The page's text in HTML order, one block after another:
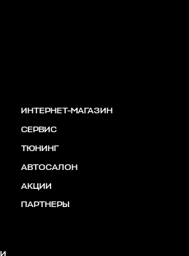
ИНТЕРНЕТ-МАГАЗИН
СЕРВИС
ТЮНИНГ
АВТОСАЛОН
АКЦИИ
ПАРТНЕРЫ